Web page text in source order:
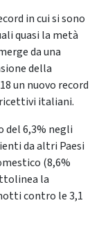
in cui si sono
quasi la metà
da una
della
un nuovo record
italiani.
del 6,3% negli
da altri Paesi
(8,6%
la
contro le 3,1